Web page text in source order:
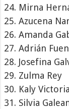
Mirna
Azucena
Amanda
Adrián
Josefina
Zulma Rey
Kaly
Silvia